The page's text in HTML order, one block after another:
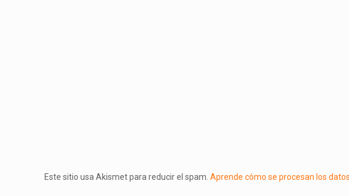
Este sitio usa Akismet para reducir el spam. Aprende cómo se procesan los